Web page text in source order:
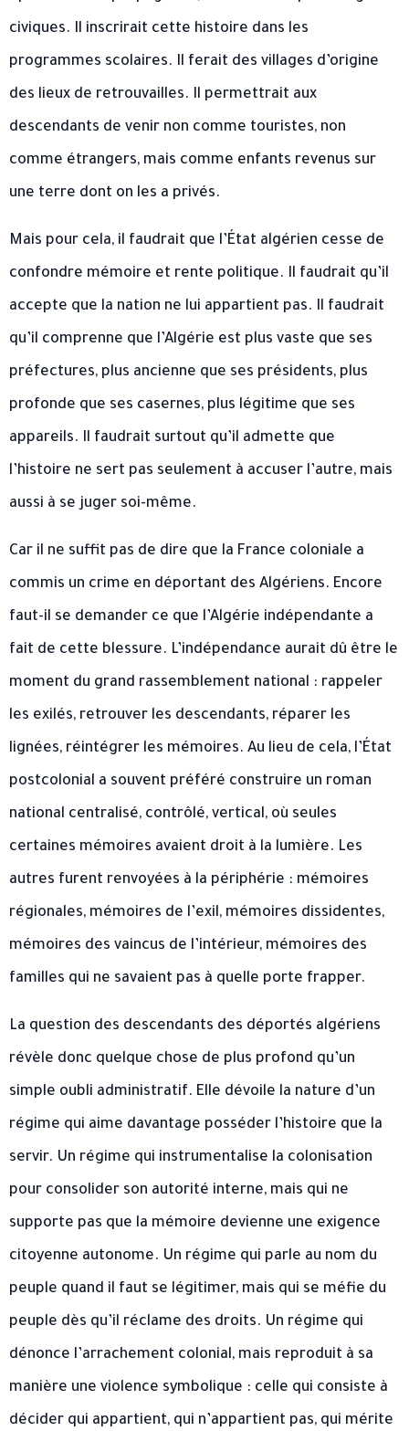
civiques. Il inscrirait cette histoire dans les
programmes scolaires. Il ferait des villages d’origine
des lieux de retrouvailles. Il permettrait aux
descendants de venir non comme touristes, non
comme étrangers, mais comme enfants revenus sur
une terre dont on les a privés.
Mais pour cela, il faudrait que l’État algérien cesse de
confondre mémoire et rente politique. Il faudrait qu’il
accepte que la nation ne lui appartient pas. Il faudrait
qu’il comprenne que l’Algérie est plus vaste que ses
préfectures, plus ancienne que ses présidents, plus
profonde que ses casernes, plus légitime que ses
appareils. Il faudrait surtout qu’il admette que
l’histoire ne sert pas seulement à accuser l’autre, mais
aussi à se juger soi-même.
Car il ne suffit pas de dire que la France coloniale a
commis un crime en déportant des Algériens. Encore
faut-il se demander ce que l’Algérie indépendante a
fait de cette blessure. L’indépendance aurait dû être le
moment du grand rassemblement national : rappeler
les exilés, retrouver les descendants, réparer les
lignées, réintégrer les mémoires. Au lieu de cela, l’État
postcolonial a souvent préféré construire un roman
national centralisé, contrôlé, vertical, où seules
certaines mémoires avaient droit à la lumière. Les
autres furent renvoyées à la périphérie : mémoires
régionales, mémoires de l’exil, mémoires dissidentes,
mémoires des vaincus de l’intérieur, mémoires des
familles qui ne savaient pas à quelle porte frapper.
La question des descendants des déportés algériens
révèle donc quelque chose de plus profond qu’un
simple oubli administratif. Elle dévoile la nature d’un
régime qui aime davantage posséder l’histoire que la
servir. Un régime qui instrumentalise la colonisation
pour consolider son autorité interne, mais qui ne
supporte pas que la mémoire devienne une exigence
citoyenne autonome. Un régime qui parle au nom du
peuple quand il faut se légitimer, mais qui se méfie du
peuple dès qu’il réclame des droits. Un régime qui
dénonce l’arrachement colonial, mais reproduit à sa
manière une violence symbolique : celle qui consiste à
décider qui appartient, qui n’appartient pas, qui mérite